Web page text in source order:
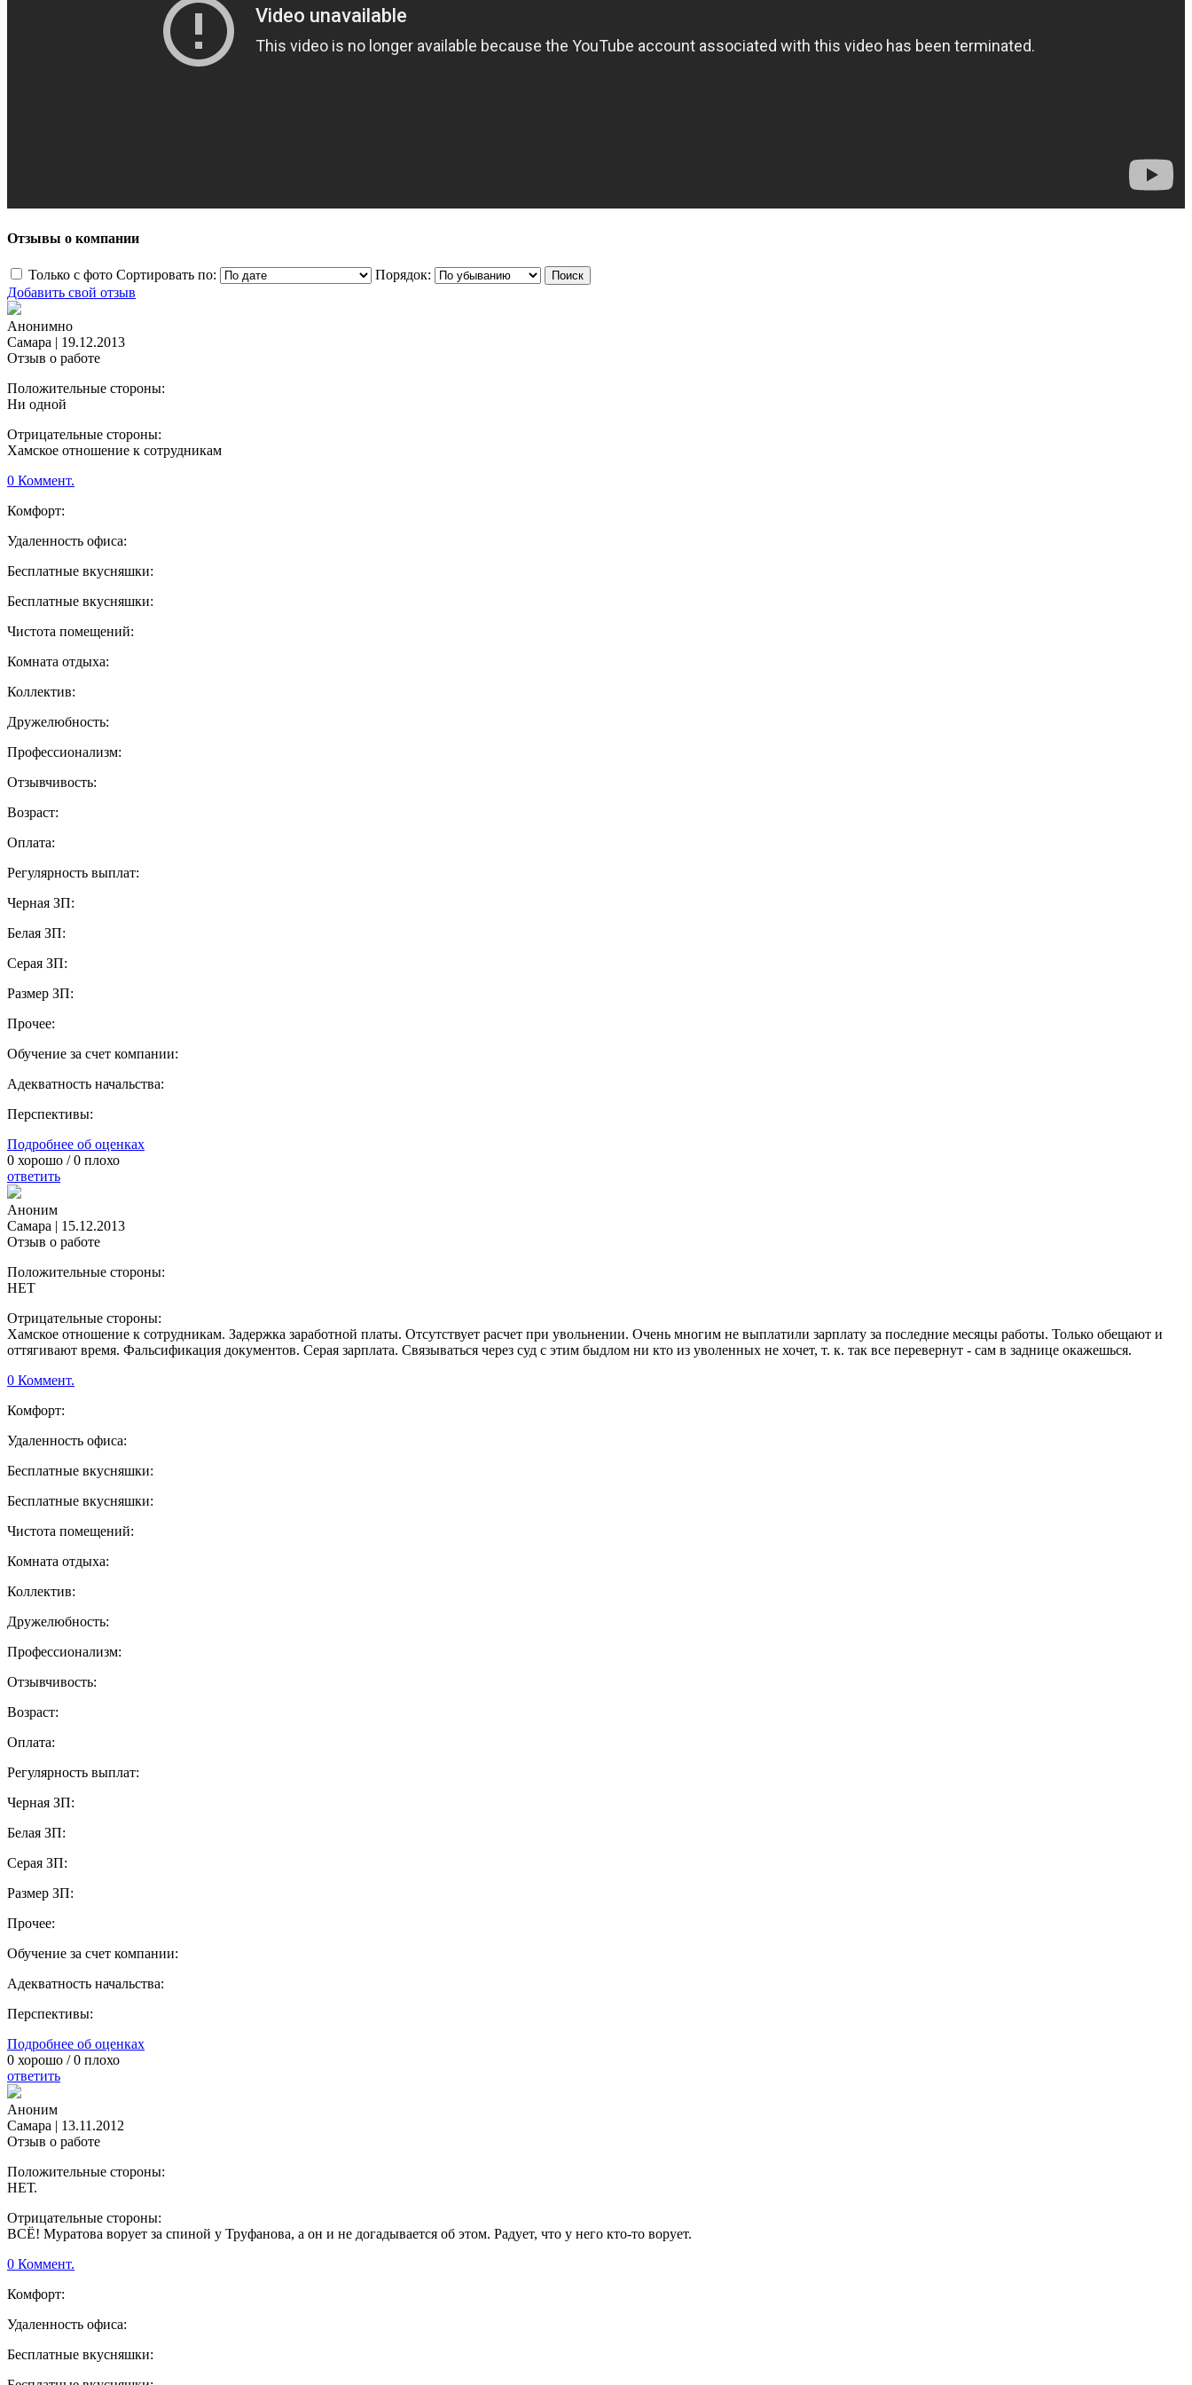
Отзывы о компании
Только с фото Сортировать по:
Порядок:
Добавить свой отзыв
Анонимно
Самара | 19.12.2013
Отзыв о работе
Положительные стороны:
Ни одной
Отрицательные стороны:
Хамское отношение к сотрудникам
0 Коммент.
Комфорт:
Удаленность офиса:
Бесплатные вкусняшки:
Бесплатные вкусняшки:
Чистота помещений:
Комната отдыха:
Коллектив:
Дружелюбность:
Профессионализм:
Отзывчивость:
Возраст:
Оплата:
Регулярность выплат:
Черная ЗП:
Белая ЗП:
Серая ЗП:
Размер ЗП:
Прочее:
Обучение за счет компании:
Адекватность начальства:
Перспективы:
Подробнее об оценках
0 хорошо /0 плохо
ответить
Аноним
Самара | 15.12.2013
Отзыв о работе
Положительные стороны:
НЕТ
Отрицательные стороны:
Хамское отношение к сотрудникам. Задержка заработной платы. Отсутствует расчет при увольнении. Очень многим не выплатили зарплату за последние месяцы работы. Только обещают и
оттягивают время. Фальсификация документов. Серая зарплата. Связываться через суд с этим быдлом ни кто из уволенных не хочет, т. к. так все перевернут - сам в заднице окажешься.
0 Коммент.
Комфорт:
Удаленность офиса:
Бесплатные вкусняшки:
Бесплатные вкусняшки:
Чистота помещений:
Комната отдыха:
Коллектив:
Дружелюбность:
Профессионализм:
Отзывчивость:
Возраст:
Оплата:
Регулярность выплат:
Черная ЗП:
Белая ЗП:
Серая ЗП:
Размер ЗП:
Прочее:
Обучение за счет компании:
Адекватность начальства:
Перспективы:
Подробнее об оценках
0 хорошо /0 плохо
ответить
Аноним
Самара | 13.11.2012
Отзыв о работе
Положительные стороны:
НЕТ.
Отрицательные стороны:
ВСЁ! Муратова ворует за спиной у Труфанова, а он и не догадывается об этом. Радует, что у него кто-то ворует.
0 Коммент.
Комфорт:
Удаленность офиса:
Бесплатные вкусняшки: